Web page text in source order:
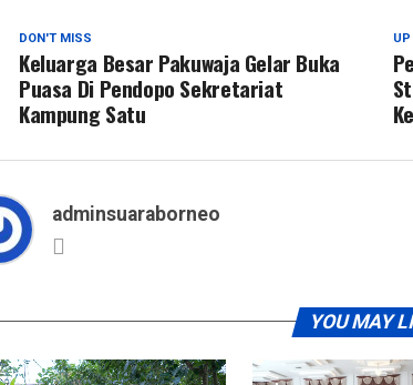
UP
DON'T MISS
Keluarga Besar Pakuwaja Gelar Buka
Puasa Di Pendopo Sekretariat
Kampung Satu
adminsuaraborneo
YOU MAY